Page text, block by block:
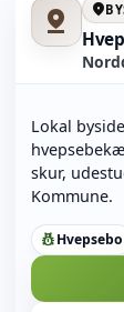
pin_drop location_on
Lokal
skur,
Kommune.
pest_controlHvepsebo